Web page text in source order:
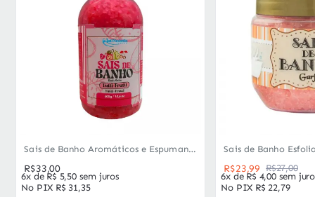
Sais de Banho Aromáticos e Espumantes La Pimienta (300g) - Spa em Casa
R$33,00
6x de R$ 5,50 sem juros
No PIX R$ 31,35
R$23,99 R$27,00
6x de R$ 4,00 sem
No PIX R$ 22,79